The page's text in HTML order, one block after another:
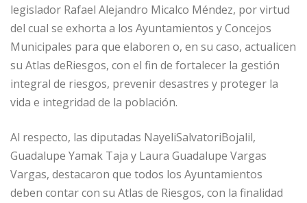
legislador Rafael Alejandro Micalco Méndez, por virtud
del cual se exhorta a los Ayuntamientos y Concejos
Municipales para que elaboren o, en su caso, actualicen
su Atlas deRiesgos, con el fin de fortalecer la gestión
integral de riesgos, prevenir desastres y proteger la
vida e integridad de la población.
Al respecto, las diputadas NayeliSalvatoriBojalil,
Guadalupe Yamak Taja y Laura Guadalupe Vargas
Vargas, destacaron que todos los Ayuntamientos
deben contar con su Atlas de Riesgos, con la finalidad